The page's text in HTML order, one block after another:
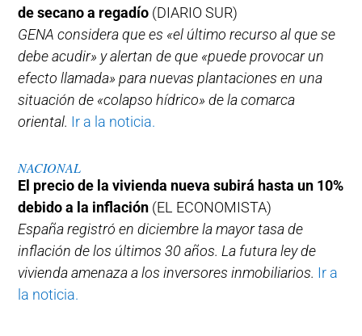
de secano a regadío (DIARIO SUR)
GENA considera que es «el último recurso al que se
debe acudir» y alertan de que «puede provocar un
efecto llamada» para nuevas plantaciones en una
situación de «colapso hídrico» de la comarca
oriental. Ir a la noticia.
NACIONAL
El precio de la vivienda nueva subirá hasta un 10%
debido a la inflación (EL ECONOMISTA)
España registró en diciembre la mayor tasa de
inflación de los últimos 30 años. La futura ley de
vivienda amenaza a los inversores inmobiliarios. Ir a
la noticia.